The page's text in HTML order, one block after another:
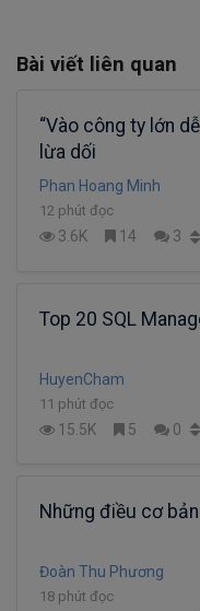
Bài viết liên quan
“Vào công ty lớn
lừa dối
Phan Hoang Minh
12 phút đọc
3.6K 14 3
Top 20 SQL
HuyenCham
11 phút đọc
15.5K 5 0
Những điều cơ
Đoàn Thu Phương
18 phút đọc